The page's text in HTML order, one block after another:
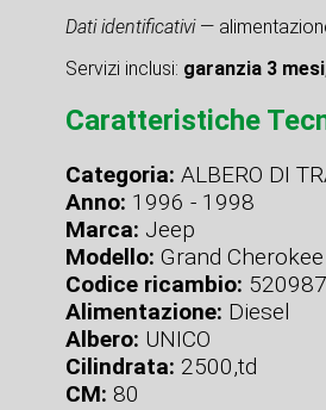
Dati identificativi—
Servizi inclusi: garanzia 3 mesi
Caratteristiche
Categoria: ALBERO DI
Anno: 1996 - 1998
Marca: Jeep
Modello: Grand Cherokee
Codice ricambio:
Alimentazione: Diesel
Albero: UNICO
Cilindrata: 2500,td
CM: 80